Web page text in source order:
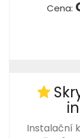
Cena:
Instalační